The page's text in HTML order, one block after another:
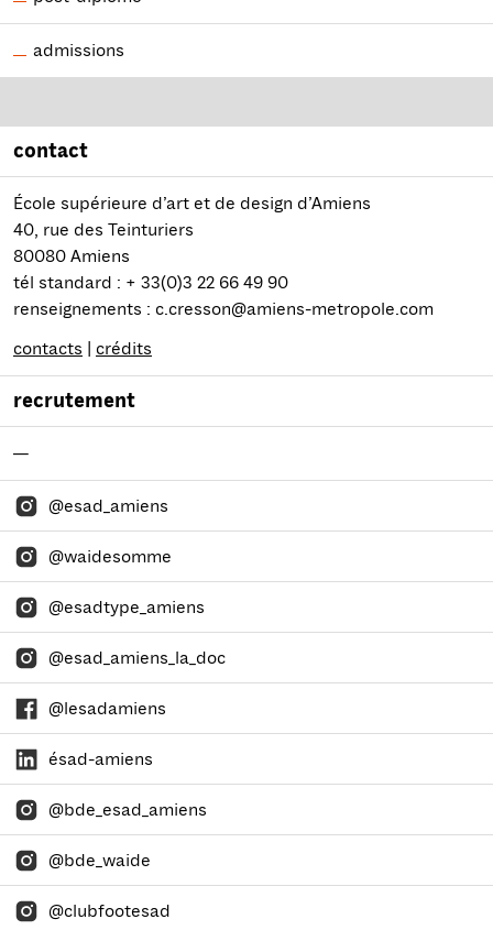
admissions
contact
École supérieure d’art et de design d’Amiens
40, rue des Teinturiers
80080 Amiens
tél standard : + 33(0)3 22 66 49 90
renseignements : c.cresson@amiens-metropole.com
contacts
crédits
recrutement
—
@esad_amiens
@waidesomme
@esadtype_amiens
@esad_amiens_la_doc
@lesadamiens
ésad-amiens
@bde_esad_amiens
@bde_waide
@clubfootesad